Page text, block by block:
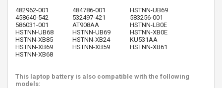
482962-001
484786-001
HSTNN-UB69
458640-542
532497-421
583256-001
586031-001
AT908AA
HSTNN-LB0E
HSTNN-UB68
HSTNN-UB69
HSTNN-XB0E
HSTNN-XB85
HSTNN-XB24
KU531AA
HSTNN-XB69
HSTNN-XB59
HSTNN-XB61
HSTNN-XB68
This laptop battery is also compatible with the following
models: